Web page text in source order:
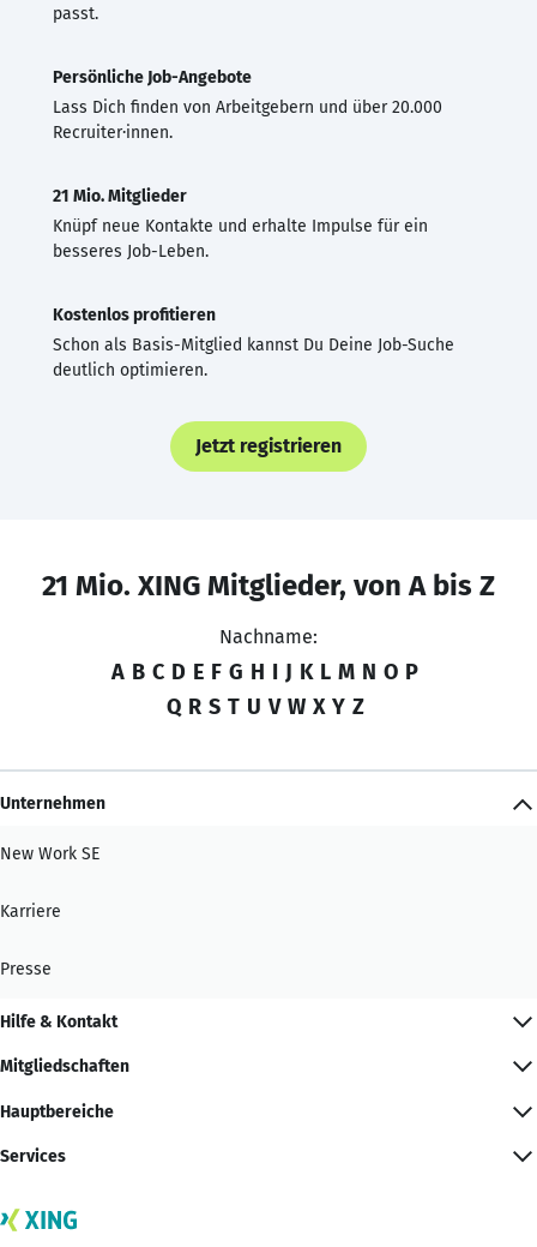
passt.
Persönliche Job-Angebote
Lass Dich finden von Arbeitgebern und über 20.000
Recruiter·innen.
21 Mio. Mitglieder
Knüpf neue Kontakte und erhalte Impulse für ein
besseres Job-Leben.
Kostenlos profitieren
Schon als Basis-Mitglied kannst Du Deine Job-Suche
deutlich optimieren.
Jetzt registrieren
21 Mio. XING Mitglieder, von A bis Z
Nachname:
A B C D E F G H I J K L M N O P
Q R S T U V W X Y Z
Unternehmen
New Work SE
Karriere
Presse
Hilfe & Kontakt
Mitgliedschaften
Hauptbereiche
Services